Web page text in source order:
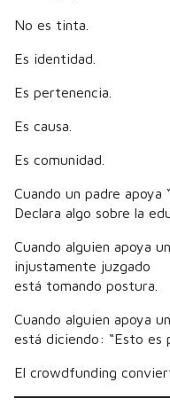
No es tinta.
Es identidad.
Es pertenencia.
Es causa.
Es comunidad.
Cuando un padre apoya
Declara algo sobre la
Cuando alguien apoya
injustamente juzgado
está tomando postura.
Cuando alguien apoya
está diciendo: “Esto es
El crowdfunding